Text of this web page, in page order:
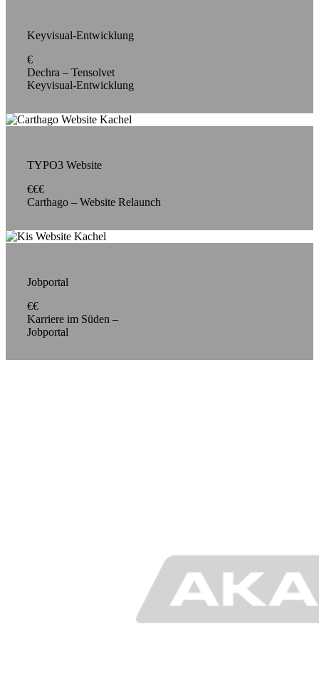
Keyvisual-Entwicklung
€
Dechra – Tensolvet
Keyvisual-Entwicklung
TYPO3 Website
€€€
Carthago – Website Relaunch
Jobportal
€€
Karriere im Süden –
Jobportal